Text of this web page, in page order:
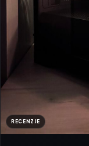
RECENZJE